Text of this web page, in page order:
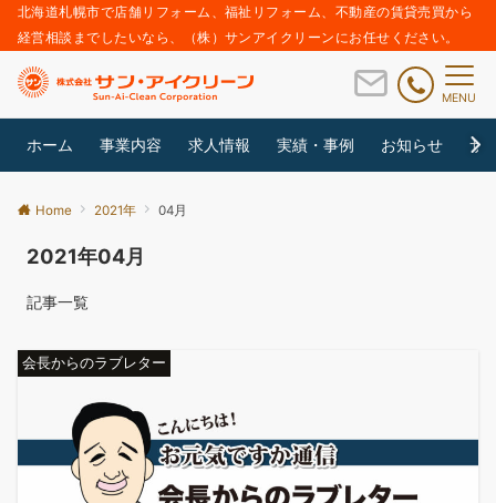
北海道札幌市で店舗リフォーム、福祉リフォーム、不動産の賃貸売買から
経営相談までしたいなら、（株）サンアイクリーンにお任せください。
MENU
ホーム 事業内容 求人情報 実績・事例 お知らせ サ
Home 2021年 04月
2021年04月
記事一覧
会長からのラブレター